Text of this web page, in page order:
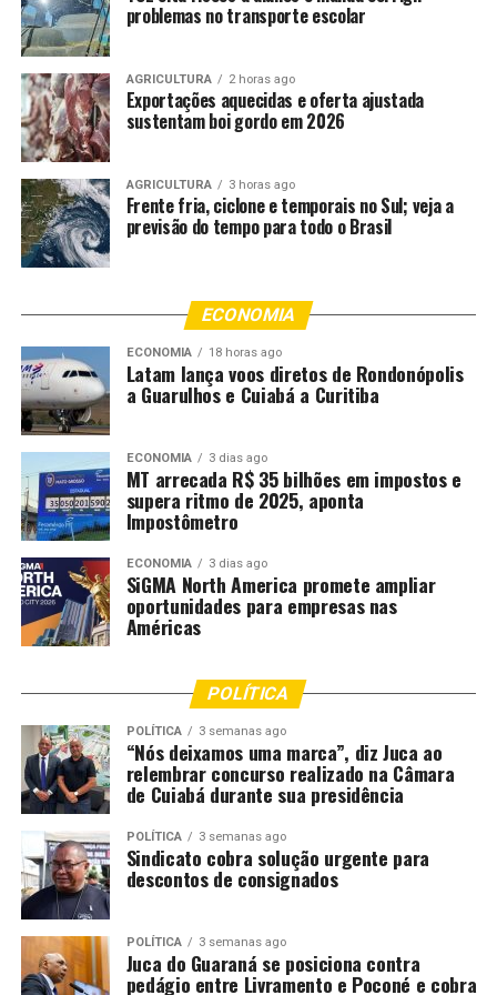
pai, mãe ou responsável legal (aquele que detenha
guarda ou tutela do menor), por meio de documento
particular com firma reconhecida em cartório.
Adolescentes a partir de 16 anos –Todo adolescente a
partir de 16 anos pode realizar viagem nacional,
responsável legal e judicial, desde que portando
documento oficial com foto.
Viagens internacionais
Crianças e adolescentes acompanhados de ambos os
pais ou responsável legal –Não precisa de
autorização judicial para viajar.
Crianças e adolescentes acompanhados de um dos
pais –Não precisa de autorização judicial. Necessária
autorização expressa do outro genitor através de
documento com firma reconhecida.
Crianças e adolescentes desacompanhados –
Necessário portar autorização com firma reconhecida de
ambos os genitores ou do responsável legal ou portar
passaporte onde conste a autorização dos pais.
Crianças e adolescentes na companhia de pessoa
Autorização expressa pelos pais ou responsável
legal, em documento particular com firma reconhecida.
Passaporte –Crianças ou adolescentes que obtiverem
passaporte válido onde conste autorização expressa
para viajar desacompanhado também dispensam
autorização judicial.
Documento com foto –
anos de idade necessita de documento oficial com foto
para viajar, seja RG ou passaporte. De 0 a 11 anos de
problemas no transporte escolar
AGRICULTURA 2 horas ago
Exportações aquecidas e oferta ajustada
sustentam boi gordo em 2026
AGRICULTURA 3 horas ago
Frente fria, ciclone e temporais no Sul; veja a
previsão do tempo para todo o Brasil
ECONOMIA
ECONOMIA 18 horas ago
Latam lança voos diretos de Rondonópolis
a Guarulhos e Cuiabá a Curitiba
ECONOMIA 3 dias ago
MT arrecada R$ 35 bilhões em impostos e
supera ritmo de 2025, aponta
Impostômetro
ECONOMIA 3 dias ago
SiGMA North America promete ampliar
oportunidades para empresas nas
Américas
POLÍTICA
POLÍTICA 3 semanas ago
“Nós deixamos uma marca”, diz Juca ao
relembrar concurso realizado na Câmara
de Cuiabá durante sua presidência
POLÍTICA 3 semanas ago
Sindicato cobra solução urgente para
descontos de consignados
POLÍTICA 3 semanas ago
Juca do Guaraná se posiciona contra
pedágio entre Livramento e Poconé e cobra